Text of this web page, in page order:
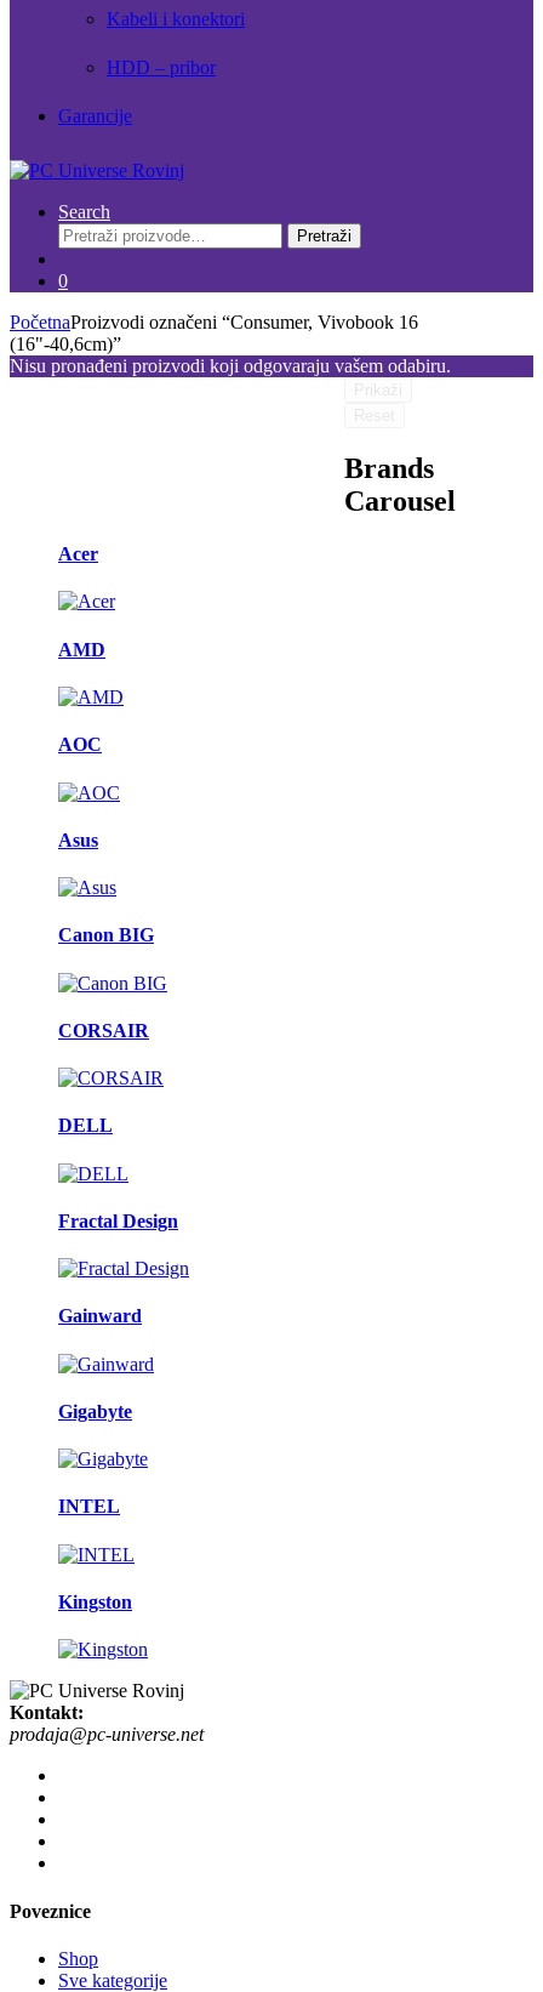
Kabeli i konektori
HDD – pribor
Garancije
Search
Pretraži:
Pretraži
0
PočetnaProizvodi označeni “Consumer, Vivobook 16
(16"-40,6cm)”
Nisu pronađeni proizvodi koji odgovaraju vašem odabiru.
Brands
Carousel
Acer
AMD
AOC
Asus
Canon BIG
CORSAIR
DELL
Fractal Design
Gainward
Gigabyte
INTEL
Kingston
Kontakt:
prodaja@pc-universe.net
Poveznice
Shop
Sve kategorije